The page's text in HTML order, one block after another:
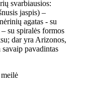
svarbiausios:
jaspis) –
agatas - su
su spiralės formos
dar yra Arizonos,
pavadintas